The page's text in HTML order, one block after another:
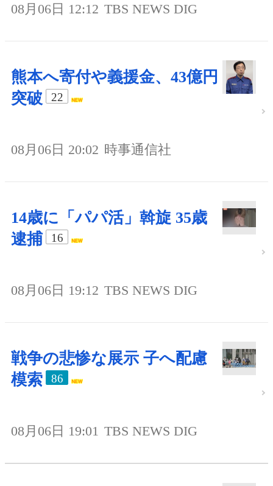
08月06日 12:12 TBS NEWS DIG
熊本へ寄付や義援金、43億円
突破
22
08月06日 20:02 時事通信社
14歳に「パパ活」斡旋 35歳
逮捕
16
08月06日 19:12 TBS NEWS DIG
戦争の悲惨な展示 子へ配慮
模索
86
08月06日 19:01 TBS NEWS DIG